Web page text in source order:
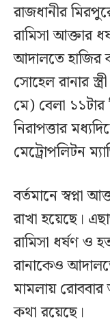
রাজধানীর
রামিসা আক্তার
আদালতে হাজির
সোহেল রানার
মে) বেলা
নিরাপত্তার
মেট্রোপলিটন
বর্তমানে স্বপ্না
রাখা হয়েছে।
রামিসা ধর্ষণ ও
রানাকেও
মামলায়
কথা রয়েছে।